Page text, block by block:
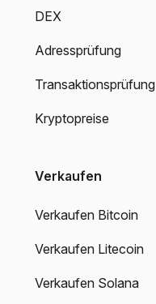
DEX
Adressprüfung
Transaktionsprüfung
Kryptopreise
Verkaufen
Verkaufen Bitcoin
Verkaufen Litecoin
Verkaufen Solana